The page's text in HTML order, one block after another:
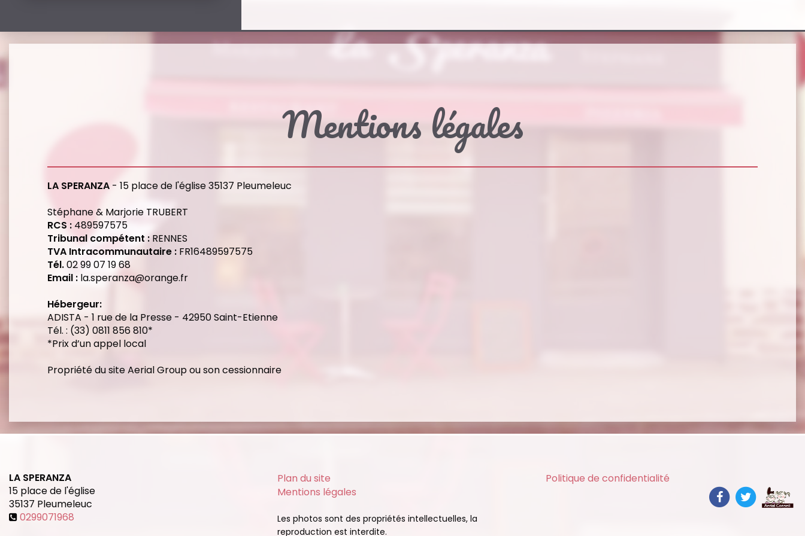
Mentions légales
LA SPERANZA - 15 place de l'église 35137 Pleumeleuc
Stéphane & Marjorie TRUBERT
RCS : 489597575
Tribunal compétent : RENNES
TVA Intracommunautaire : FR16489597575
Tél.02 99 07 19 68
Email : la.speranza@orange.fr
Hébergeur:
ADISTA - 1 rue de la Presse - 42950 Saint-Etienne
Tél. : (33) 0811 856 810*
*Prix d’un appel local
Propriété du site Aerial Group ou son cessionnaire
LA SPERANZA
15 place de l'église
35137 Pleumeleuc
0299071968
Plan du site
Mentions légales
Les photos sont des propriétés intellectuelles, la
reproduction est interdite.
Politique de confidentialité